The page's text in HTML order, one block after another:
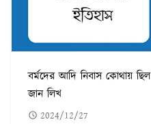
বর্মদের আদি নিবাস কোথায়
জান লিখ
2024/12/27